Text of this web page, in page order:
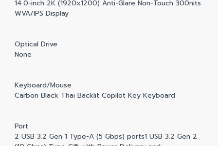
14.0-inch 2K (1920x1200) Anti-Glare Non-Touch 300nits
WVA/IPS Display
Optical Drive
None
Keyboard/Mouse
Carbon Black Thai Backlit Copilot Key Keyboard
Port
2 USB 3.2 Gen 1 Type-A (5 Gbps) ports1 USB 3.2 Gen 2